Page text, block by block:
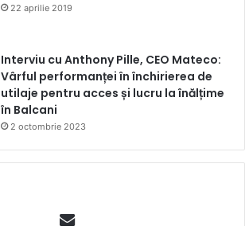
22 aprilie 2019
Interviu cu Anthony Pille, CEO Mateco:
Vârful performanței în închirierea de
utilaje pentru acces și lucru la înălțime
în Balcani
2 octombrie 2023